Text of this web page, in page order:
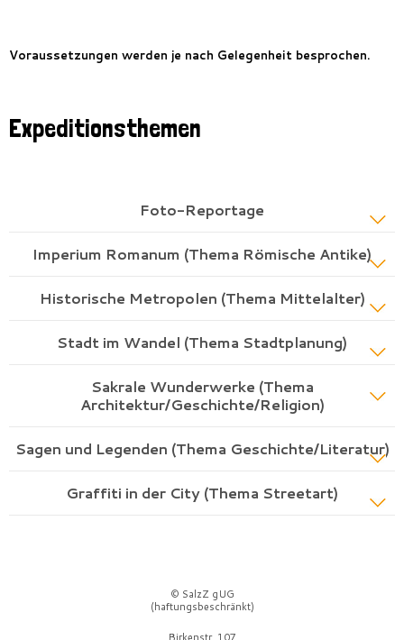
Voraussetzungen werden je nach Gelegenheit besprochen.
Expeditionsthemen
Foto-Reportage
Imperium Romanum (Thema Römische Antike)
Historische Metropolen (Thema Mittelalter)
Stadt im Wandel (Thema Stadtplanung)
Sakrale Wunderwerke (Thema
Architektur/Geschichte/Religion)
Sagen und Legenden (Thema Geschichte/Literatur)
Graffiti in der City (Thema Streetart)
© SalzZ gUG
(haftungsbeschränkt)
Birkenstr. 107